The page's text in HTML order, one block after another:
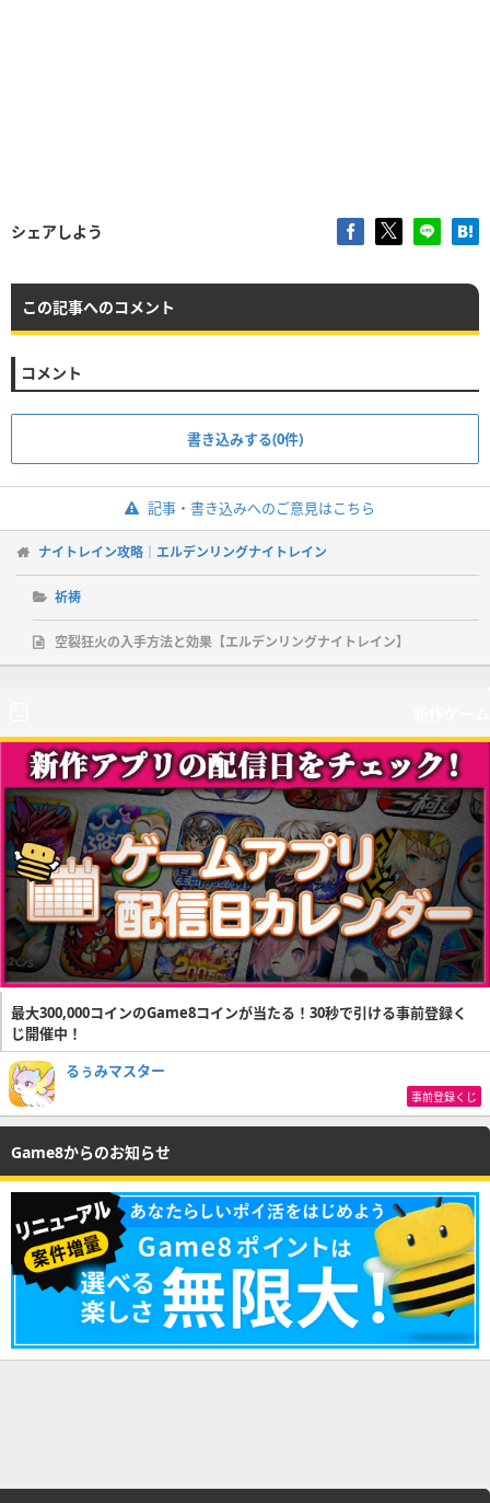
シェアしよう
この記事へのコメント
コメント
書き込みする(0件)
記事・書き込みへのご意見はこちら
ナイトレイン攻略｜エルデンリングナイトレイン
祈祷
空裂狂火の入手方法と効果【エルデンリングナイトレイン】
最大300,000コインのGame8コインが当たる！30秒で引ける事前登録く
じ開催中！
るぅみマスター
事前登録くじ
Game8からのお知らせ